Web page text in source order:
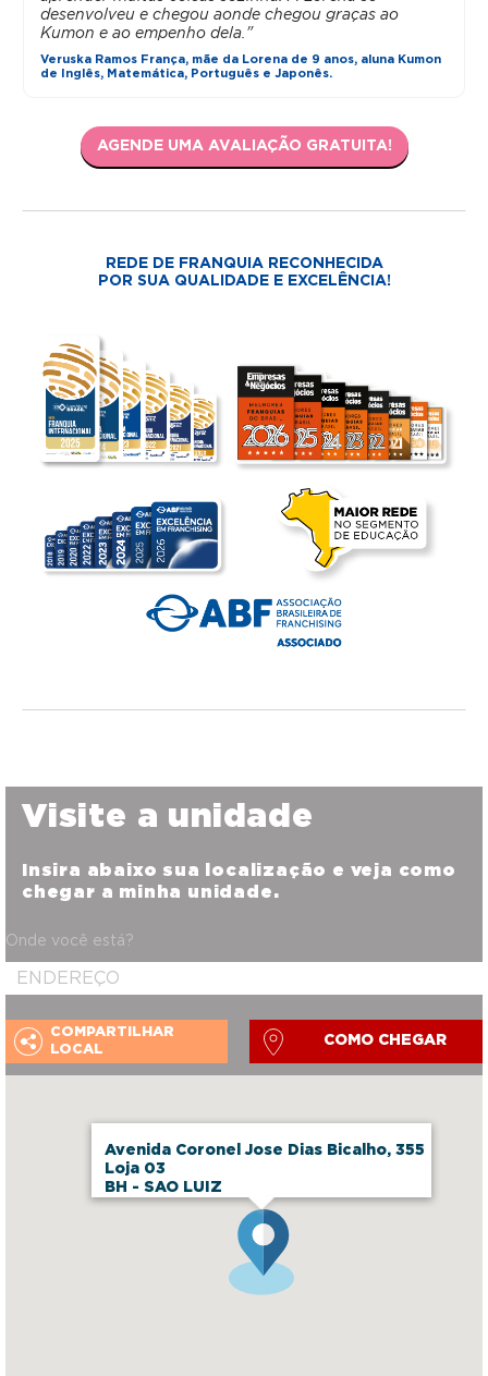
desenvolveu e chegou aonde chegou graças ao
Kumon e ao empenho dela."
Veruska Ramos França, mãe da Lorena de 9 anos, aluna Kumon
de Inglês, Matemática, Português e Japonês.
AGENDE UMA AVALIAÇÃO GRATUITA!
REDE DE FRANQUIA RECONHECIDA
POR SUA QUALIDADE E EXCELÊNCIA!
Avenida Coronel Jose Dias Bicalho, 355
Loja 03
BH - SAO LUIZ
Visite a unidade
Insira abaixo sua localização e veja como
chegar a minha unidade.
Onde você está?
COMPARTILHAR
LOCAL
COMO CHEGAR